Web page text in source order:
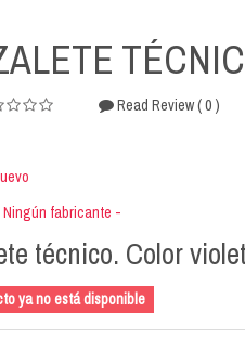
Read Review( 0 )
Ningún fabricante -
técnico. Color
ya no está disponible